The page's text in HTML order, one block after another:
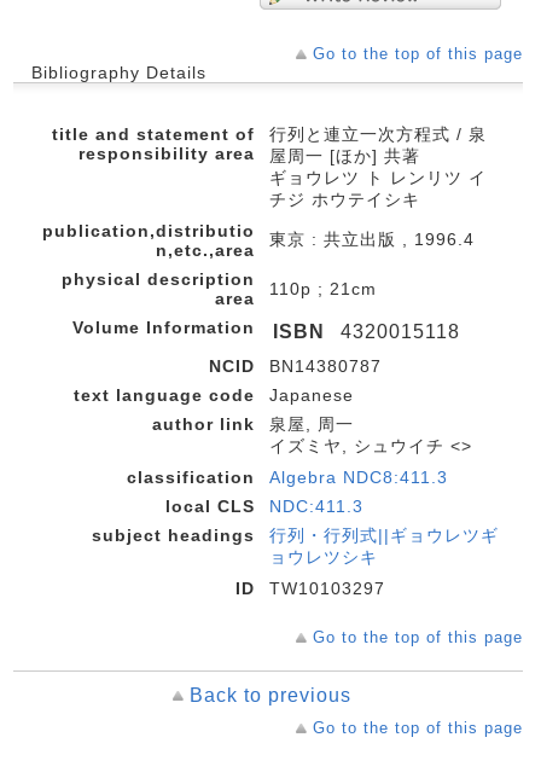
Go to the top of this page
Bibliography Details
title and statement of
responsibility area
行列と連立一次方程式 / 泉
屋周一 [ほか] 共著
ギョウレツ ト レンリツ イ
チジ ホウテイシキ
publication,distributio
n,etc.,area
東京 : 共立出版 , 1996.4
physical description
area
110p ; 21cm
Volume Information
ISBN 4320015118
NCID
BN14380787
text language code
Japanese
author link
泉屋, 周一
イズミヤ, シュウイチ <>
classification
Algebra NDC8:411.3
local CLS
NDC:411.3
subject headings
行列・行列式||ギョウレツギ
ョウレツシキ
ID
TW10103297
Go to the top of this page
Back to previous
Go to the top of this page